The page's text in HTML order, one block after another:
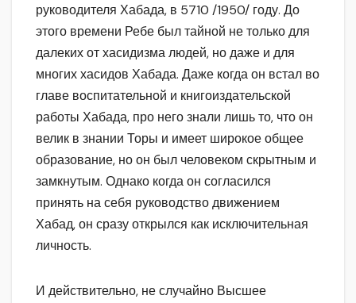
руководителя Хабада, в 5710 /1950/ году. До
этого времени Ребе был тайной не только для
далеких от хасидизма людей, но даже и для
многих хасидов Хабада. Даже когда он встал во
главе воспитательной и книгоиздательской
работы Хабада, про него знали лишь то, что он
велик в знании Торы и имеет широкое общее
образование, но он был человеком скрытным и
замкнутым. Однако когда он согласился
принять на себя руководство движением
Хабад, он сразу открылся как исключительная
личность.
И действительно, не случайно Высшее